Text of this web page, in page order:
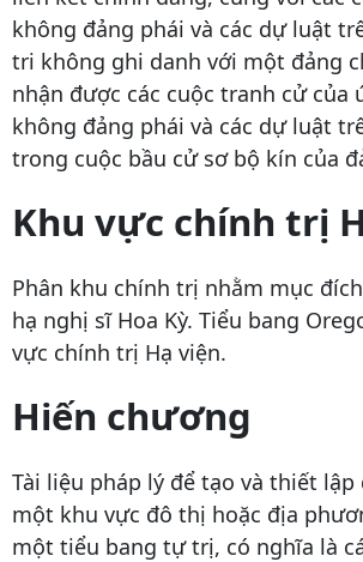
không đảng phái và các dự luật
tri không ghi danh với một đảng
nhận được các cuộc tranh cử của
không đảng phái và các dự luật
trong cuộc bầu cử sơ bộ kín của
Khu vực chính trị
Phân khu chính trị nhằm mục
hạ nghị sĩ Hoa Kỳ. Tiểu bang
vực chính trị Hạ viện.
Hiến chương
Tài liệu pháp lý để tạo và thiết lập
một khu vực đô thị hoặc địa
một tiểu bang tự trị, có nghĩa là